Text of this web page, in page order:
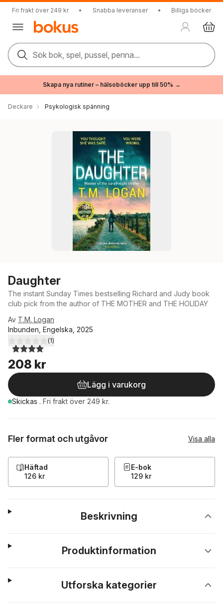
Fri frakt över 249 kr • Snabba leveranser • Billiga böcker
Sök bok, spel, pussel, penna...
Skapa nya rutiner – hälsoböcker upp till 50% →
Deckare Psykologisk spänning
Daughter
The instant Sunday Times bestselling Richard and Judy book
club pick from the author of THE MOTHER and THE HOLIDAY
Av T.M. Logan
Inbunden, Engelska, 2025
4,0utav 5 stjärnor. Totalt antal röster:
(1)
208 kr
Lägg i varukorg
Skickas . Fri frakt över 249 kr.
Fler format och utgåvor Visa alla
Häftad
126 kr
E-bok
129 kr
Beskrivning
Produktinformation
Utforska kategorier